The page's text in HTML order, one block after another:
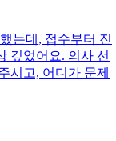
는데, 접수부터 진
깊었어요. 의사 선
시고, 어디가 문제